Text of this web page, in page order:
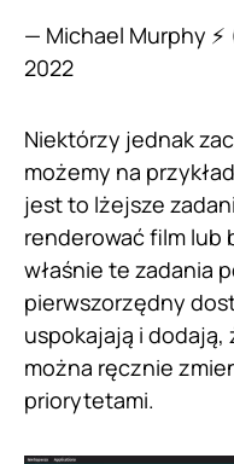
— Michael Murphy
2022
Niektórzy jednak
możemy na
jest to lżejsze
renderować film lub
właśnie te zadania
pierwszorzędny
uspokajają i
można ręcznie
priorytetami.